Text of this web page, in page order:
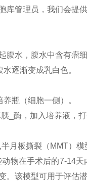
管理员，我们会提
腹水，腹水中含有瘤
逐渐变成乳白色。
瓶（细胞一侧）。
_酶，加入培养液，
月板撕裂（MMT）模
物在手术后的7-14
该模型可用于评估潜